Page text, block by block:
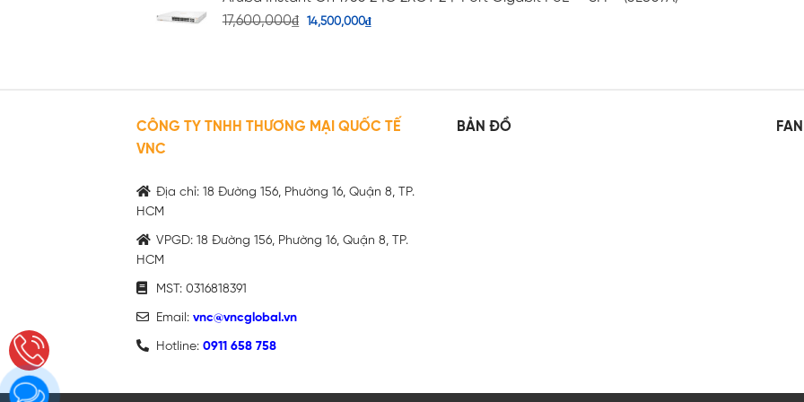
17,600,000₫ 14,500,000₫
CÔNG TY TNHH THƯƠNG MẠI QUỐC TẾ
VNC
Địa chỉ: 18 Đường 156, Phường 16, Quận 8, TP.
HCM
VPGD: 18 Đường 156, Phường 16, Quận 8, TP.
HCM
MST: 0316818391
Email: vnc@vncglobal.vn
Hotline: 0911 658 758
BẢN ĐỒ